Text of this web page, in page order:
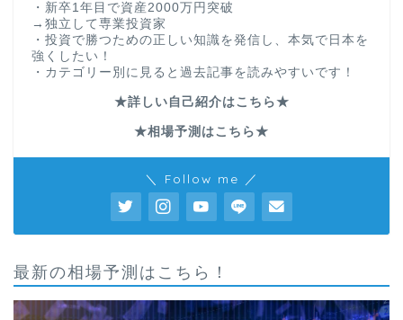
・新卒1年目で資産2000万円突破
→独立して専業投資家
・投資で勝つための正しい知識を発信し、本気で日本を
強くしたい！
・カテゴリー別に見ると過去記事を読みやすいです！
★詳しい自己紹介はこちら★
★相場予測はこちら★
＼ Follow me ／
最新の相場予測はこちら！